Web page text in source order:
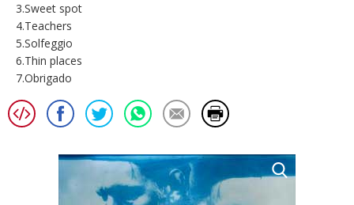
3.Sweet spot
4.Teachers
5.Solfeggio
6.Thin places
7.Obrigado